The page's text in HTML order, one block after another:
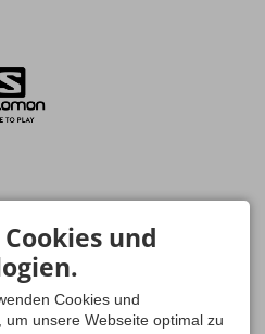
und
Cookies und
unsere Webseite optimal zu